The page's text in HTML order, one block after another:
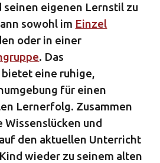
eigenen Lernstil zu
sowohl im Einzel
oder in einer
. Das
eine ruhige,
für einen
Lernerfolg. Zusammen
und
den aktuellen Unterricht
wieder zu seinem alten